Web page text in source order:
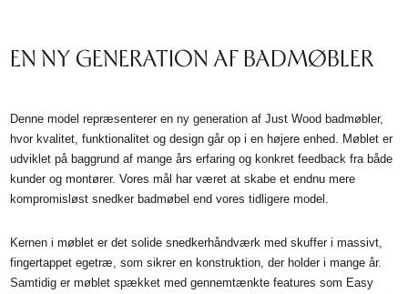
EN NY GENERATION AF BADMØBLER
Denne model repræsenterer en ny generation af Just Wood badmøbler,
hvor kvalitet, funktionalitet og design går op i en højere enhed. Møblet er
udviklet på baggrund af mange års erfaring og konkret feedback fra både
kunder og montører. Vores mål har været at skabe et endnu mere
kompromisløst snedker badmøbel end vores tidligere model.
Kernen i møblet er det solide snedkerhåndværk med skuffer i massivt,
fingertappet egetræ, som sikrer en konstruktion, der holder i mange år.
Samtidig er møblet spækket med gennemtænkte features som Easy